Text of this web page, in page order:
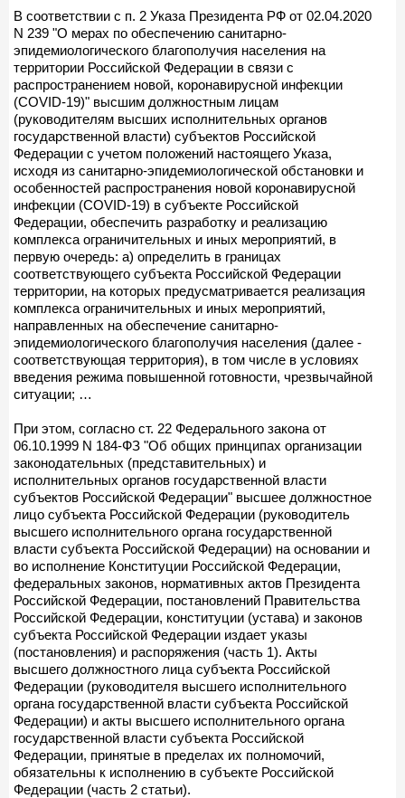
В соответствии с п. 2 Указа Президента РФ от 02.04.2020
N 239 "О мерах по обеспечению санитарно-
эпидемиологического благополучия населения на
территории Российской Федерации в связи с
распространением новой, коронавирусной инфекции
(COVID-19)" высшим должностным лицам
(руководителям высших исполнительных органов
государственной власти) субъектов Российской
Федерации с учетом положений настоящего Указа,
исходя из санитарно-эпидемиологической обстановки и
особенностей распространения новой коронавирусной
инфекции (COVID-19) в субъекте Российской
Федерации, обеспечить разработку и реализацию
комплекса ограничительных и иных мероприятий, в
первую очередь: а) определить в границах
соответствующего субъекта Российской Федерации
территории, на которых предусматривается реализация
комплекса ограничительных и иных мероприятий,
направленных на обеспечение санитарно-
эпидемиологического благополучия населения (далее -
соответствующая территория), в том числе в условиях
введения режима повышенной готовности, чрезвычайной
ситуации; …
При этом, согласно ст. 22 Федерального закона от
06.10.1999 N 184-ФЗ "Об общих принципах организации
законодательных (представительных) и
исполнительных органов государственной власти
субъектов Российской Федерации" высшее должностное
лицо субъекта Российской Федерации (руководитель
высшего исполнительного органа государственной
власти субъекта Российской Федерации) на основании и
во исполнение Конституции Российской Федерации,
федеральных законов, нормативных актов Президента
Российской Федерации, постановлений Правительства
Российской Федерации, конституции (устава) и законов
субъекта Российской Федерации издает указы
(постановления) и распоряжения (часть 1). Акты
высшего должностного лица субъекта Российской
Федерации (руководителя высшего исполнительного
органа государственной власти субъекта Российской
Федерации) и акты высшего исполнительного органа
государственной власти субъекта Российской
Федерации, принятые в пределах их полномочий,
обязательны к исполнению в субъекте Российской
Федерации (часть 2 статьи).